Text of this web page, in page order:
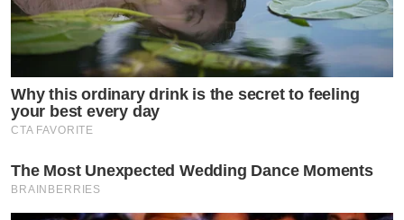
Why this ordinary drink is the secret to feeling
your best every day
CTA FAVORITE
The Most Unexpected Wedding Dance Moments
BRAINBERRIES